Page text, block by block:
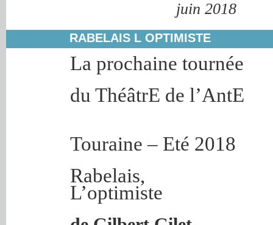
juin 2018
RABELAIS L OPTIMISTE
La prochaine tournée
du ThéâtrE de l’AntE
Touraine – Eté 2018
Rabelais,
L’optimiste